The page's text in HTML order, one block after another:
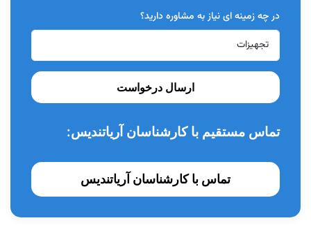
در چه زمینه ای نیاز به مشاوره دارید؟
ارسال درخواست
تماس مستقیم با کارشناسان آریاتندیس:
تماس با کارشناسان آریاتندیس